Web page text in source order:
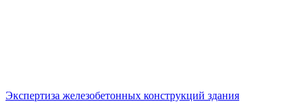
Экспертиза железобетонных конструкций здания